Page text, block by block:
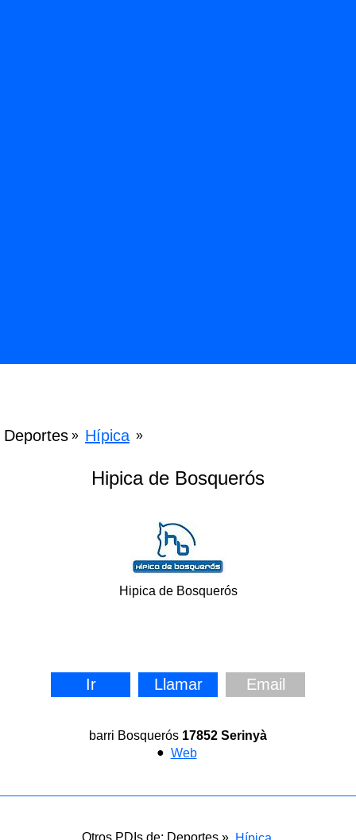
Deportes » Hípica »
Hipica de Bosquerós
Hipica de Bosquerós
Ir Llamar Email
barri Bosquerós 17852 Serinyà
● Web